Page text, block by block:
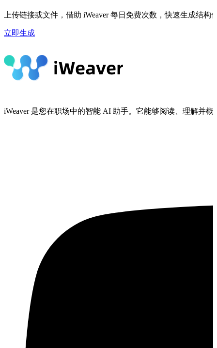
上传链接或文件，借助 iWeaver 每日免费次数，快速生成结构
立即生成
iWeaver 是您在职场中的智能 AI 助手。它能够阅读、理解并